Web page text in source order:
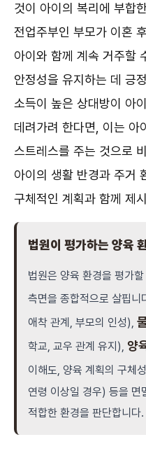
것이 아이의 복리에 부합
전업주부인 부모가 이혼
아이와 함께 계속 거주할
안정성을 유지하는 데 긍
소득이 높은 상대방이 아
데려가려 한다면, 이는 아
스트레스를 주는 것으로
아이의 생활 반경과 주거
구체적인 계획과 함께 제
법원이 평가하는 양육
법원은 양육 환경을 평가
측면을 종합적으로 살핍니
애착 관계, 부모의 인성),
학교, 교우 관계 유지), 양
이해도, 양육 계획의 구체
연령 이상일 경우) 등을 면
적합한 환경을 판단합니다.